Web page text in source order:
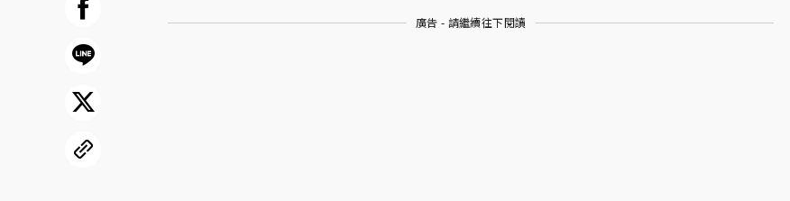
廣告 - 請繼續往下閱讀